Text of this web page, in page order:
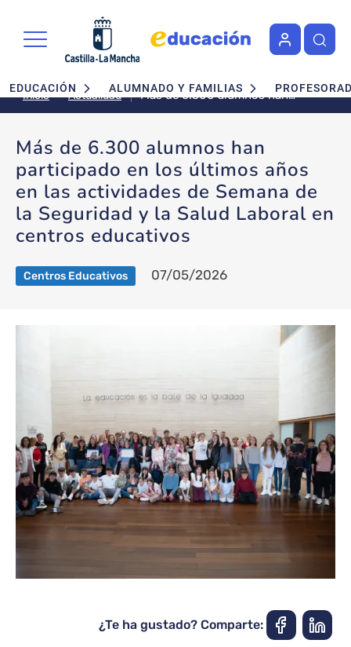
Navegación principal
EDUCACIÓN ALUMNADO Y FAMILIAS
Inicio Actualidad
Más de 6.300 alumnos han
participado en los últimos años
la Seguridad y la Salud Laboral
en centros educativos
Más de 6.300 alumnos han
participado en los últimos años
en las actividades de Semana de
la Seguridad y la Salud Laboral en
centros educativos
Centros Educativos 07/05/2026
¿Te ha gustado? Comparte: